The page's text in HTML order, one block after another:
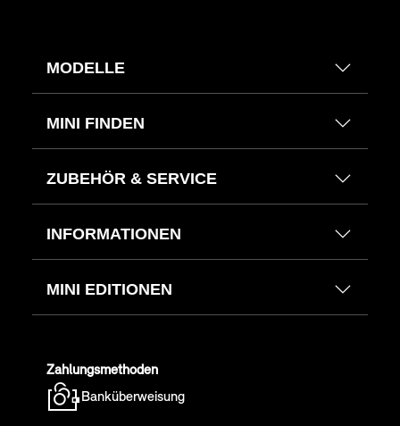
MODELLE
MINI FINDEN
ZUBEHÖR & SERVICE
INFORMATIONEN
MINI EDITIONEN
Zahlungsmethoden
Banküberweisung